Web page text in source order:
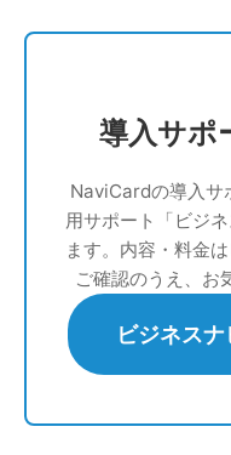
導入サポ
NaviCardの導入サ
用サポート「ビジ
ます。内容・料金
ご確認のうえ、お
ビジネス